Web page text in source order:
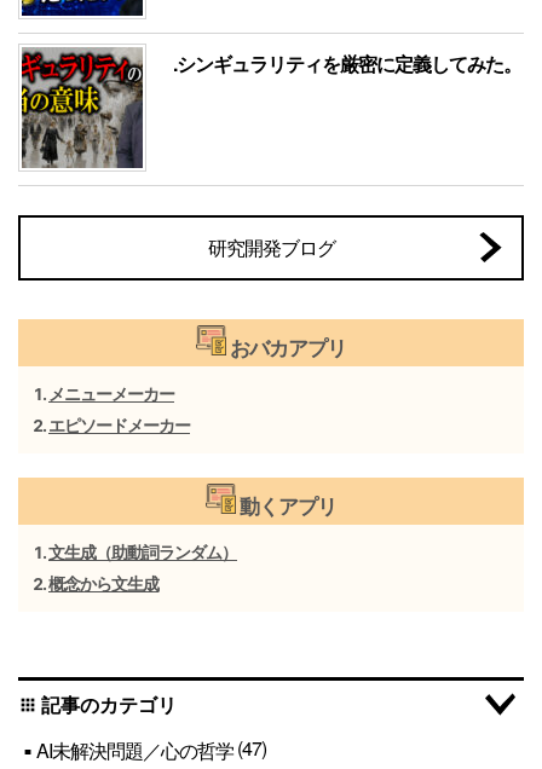
.シンギュラリティを厳密に定義してみた。
研究開発ブログ
おバカアプリ
メニューメーカー
エピソードメーカー
動くアプリ
文生成（助動詞ランダム）
概念から文生成
apps 記事のカテゴリ
AI未解決問題／心の哲学(47)